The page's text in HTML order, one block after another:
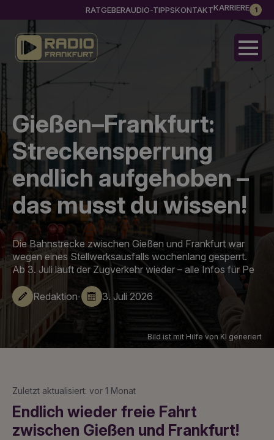
RATGEBERAUDIO-TIPPSKONTAKTKARRIERE 1
Gießen–Frankfurt:
Streckensperrung
endlich aufgehoben –
das musst du wissen!
Die Bahnstrecke zwischen Gießen und Frankfurt war
wegen eines Stellwerksausfalls wochenlang gesperrt.
Ab 3. Juli läuft der Zugverkehr wieder – alle Infos für Pe
Redaktion· 3. Juli 2026
Bild ist mit Hilfe von KI generiert
Zuletzt aktualisiert: vor 1 Monat
Endlich wieder freie Fahrt
zwischen Gießen und Frankfurt!